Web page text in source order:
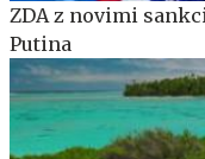
ZDA z novimi
Putina